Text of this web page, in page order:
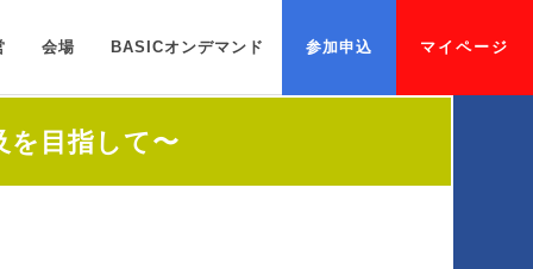
会場 BASICオンデマンド 参加申込 マイページ
を目指して〜